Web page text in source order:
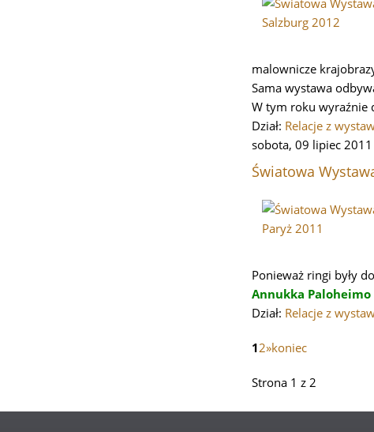
malownicze
Sama wystawa
W tym roku wyraźnie
Dział: Relacje z
sobota, 09 lipiec
Światowa
Ponieważ ringi były
Annukka Paloheimo
Dział: Relacje z
12»koniec
Strona 1 z 2